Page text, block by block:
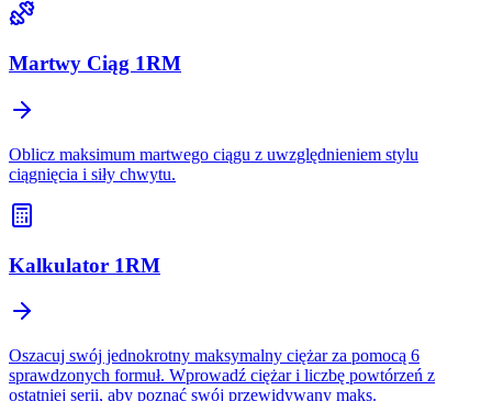
Martwy Ciąg 1RM
Oblicz maksimum martwego ciągu z uwzględnieniem stylu
ciągnięcia i siły chwytu.
Kalkulator 1RM
Oszacuj swój jednokrotny maksymalny ciężar za pomocą 6
sprawdzonych formuł. Wprowadź ciężar i liczbę powtórzeń z
ostatniej serii, aby poznać swój przewidywany maks.